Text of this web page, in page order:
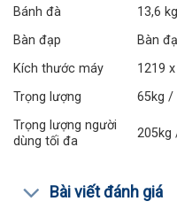
Bánh đà
13,6
Bàn đạp
Bàn
Kích thước máy
1219
Trọng lượng
65kg /
Trọng lượng người
dùng tối đa
205kg
Bài viết đánh giá